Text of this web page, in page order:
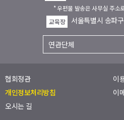
* 우편물 발송은 사무실 주소
교육장
서울특별시 송파
협회정관
이
개인정보처리방침
이
오시는 길